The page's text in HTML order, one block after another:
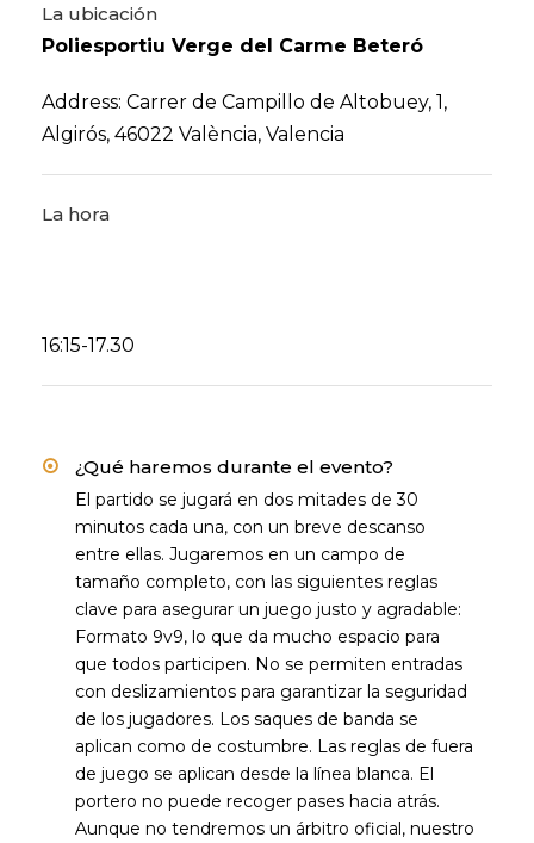
La ubicación
Poliesportiu Verge del Carme Beteró
Address: Carrer de Campillo de Altobuey, 1,
Algirós, 46022 València, Valencia
La hora
16:15-17.30
¿Qué haremos durante el evento?
El partido se jugará en dos mitades de 30
minutos cada una, con un breve descanso
entre ellas. Jugaremos en un campo de
tamaño completo, con las siguientes reglas
clave para asegurar un juego justo y agradable:
Formato 9v9, lo que da mucho espacio para
que todos participen. No se permiten entradas
con deslizamientos para garantizar la seguridad
de los jugadores. Los saques de banda se
aplican como de costumbre. Las reglas de fuera
de juego se aplican desde la línea blanca. El
portero no puede recoger pases hacia atrás.
Aunque no tendremos un árbitro oficial, nuestro